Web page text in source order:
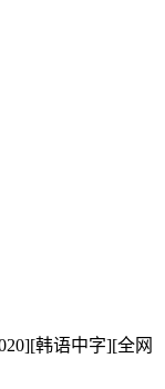
韩语中字][全网